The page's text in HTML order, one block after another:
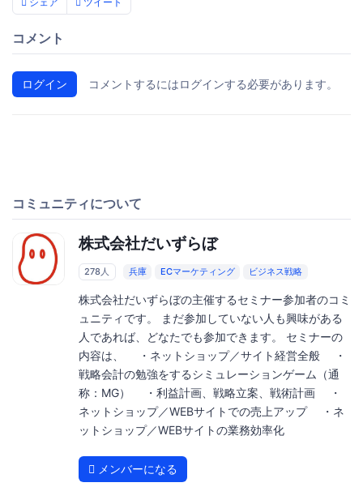
コメント
ログイン コメントするにはログインする必要があります。
コミュニティについて
株式会社だいずらぼ
278人 兵庫 ECマーケティング ビジネス戦略
株式会社だいずらぼの主催するセミナー参加者のコミ
ュニティです。 まだ参加していない人も興味がある
人であれば、どなたでも参加できます。 セミナーの
内容は、 ・ネットショップ／サイト経営全般 ・
戦略会計の勉強をするシミュレーションゲーム（通
称：MG） ・利益計画、戦略立案、戦術計画 ・
ネットショップ／WEBサイトでの売上アップ ・ネ
ットショップ／WEBサイトの業務効率化
メンバーになる